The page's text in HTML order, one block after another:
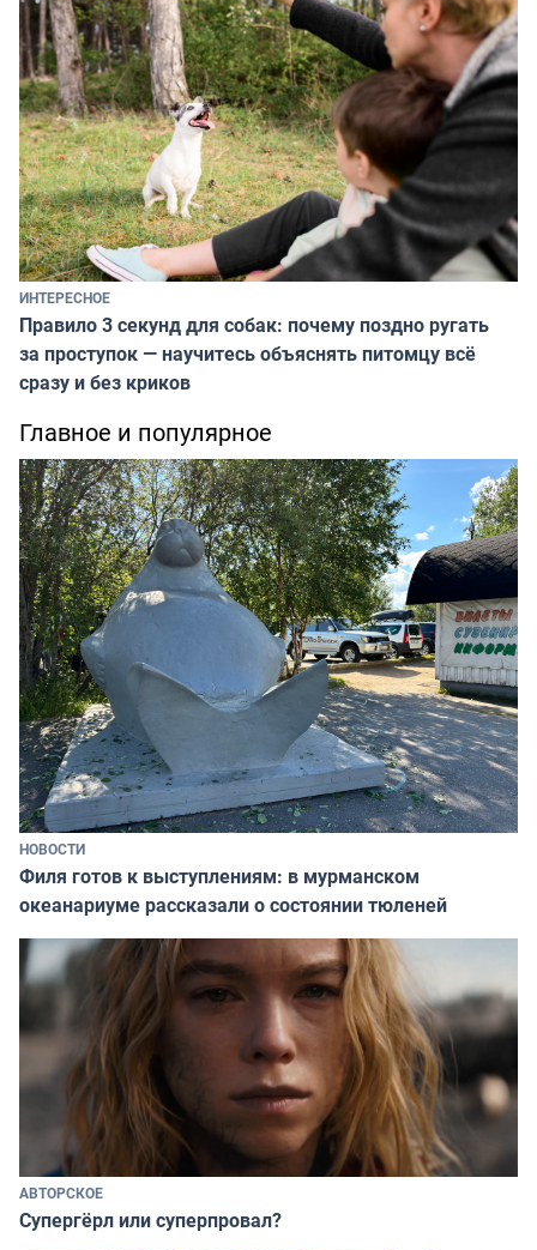
ИНТЕРЕСНОЕ
Правило 3 секунд для собак: почему поздно ругать
за проступок — научитесь объяснять питомцу всё
сразу и без криков
Главное и популярное
НОВОСТИ
Филя готов к выступлениям: в мурманском
океанариуме рассказали о состоянии тюленей
АВТОРСКОЕ
Супергёрл или суперпровал?